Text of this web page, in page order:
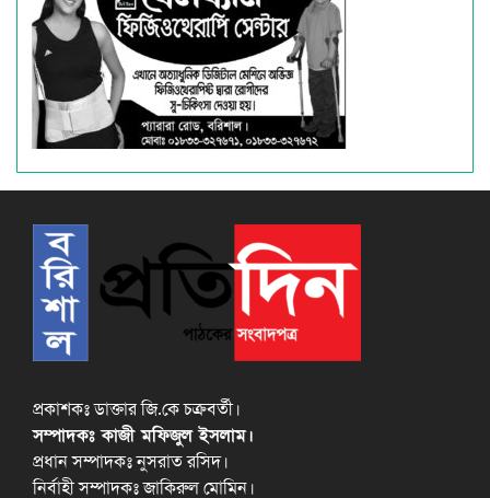
প্রকাশকঃ ডাক্তার জি.কে চক্রবর্তী।
সম্পাদকঃ কাজী মফিজুল ইসলাম।
প্রধান সম্পাদকঃ নুসরাত রসিদ।
নির্বাহী সম্পাদকঃ জাকিরুল মোমিন।